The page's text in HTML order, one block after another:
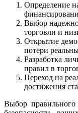
Определение
Выбор
торговли и
Открытие
потери
Разработка
правил в
Переход на
достижения
Выбор